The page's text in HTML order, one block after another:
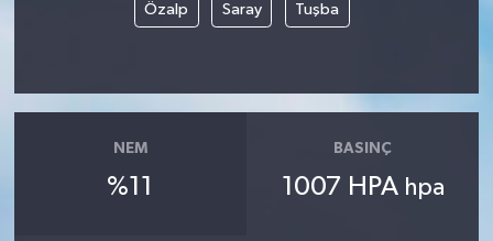
Özalp Saray Tuşba
NEM
%11
BASINÇ
1007 HPA hpa